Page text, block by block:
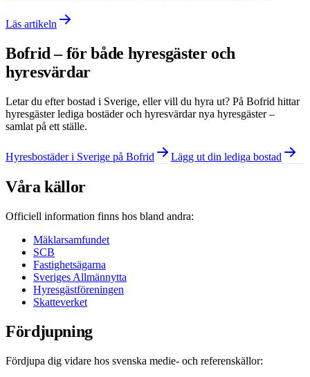
Läs artikeln
Bofrid – för både hyresgäster och
hyresvärdar
Letar du efter bostad i Sverige, eller vill du hyra ut? På Bofrid hittar
hyresgäster lediga bostäder och hyresvärdar nya hyresgäster –
samlat på ett ställe.
Hyresbostäder i Sverige på Bofrid Lägg ut din lediga bostad
Våra källor
Officiell information finns hos bland andra:
Mäklarsamfundet
SCB
Fastighetsägarna
Sveriges Allmännytta
Hyresgästföreningen
Skatteverket
Fördjupning
Fördjupa dig vidare hos svenska medie- och referenskällor: